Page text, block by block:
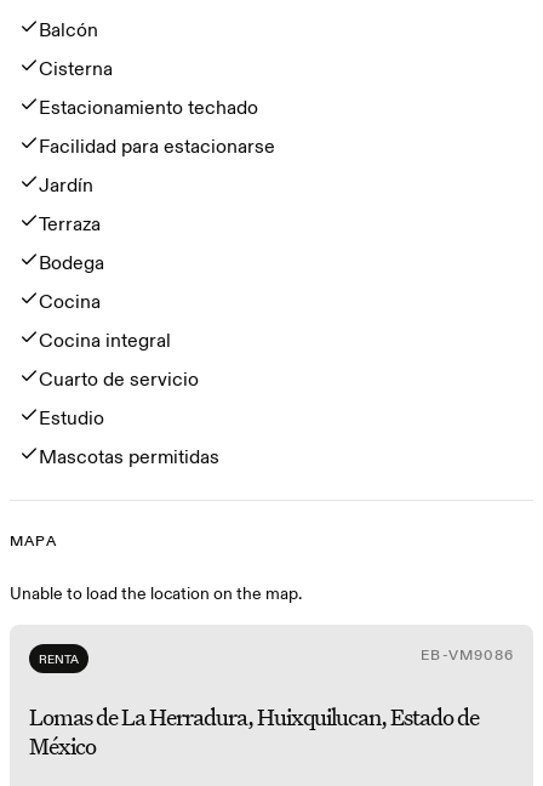
Balcón
Cisterna
Estacionamiento techado
Facilidad para estacionarse
Jardín
Terraza
Bodega
Cocina
Cocina integral
Cuarto de servicio
Estudio
Mascotas permitidas
Mapa
MAPA
Unable to load the location on the map.
RENTA EB-VM9086
Lomas de La Herradura, Huixquilucan, Estado de
México